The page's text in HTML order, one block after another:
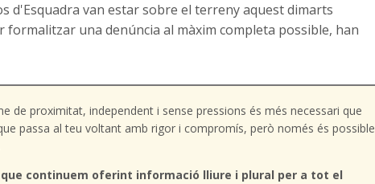
d'Esquadra van estar sobre el terreny aquest dimarts
una denúncia al màxim completa possible, han
de proximitat, independent i sense pressions és més necessari que
passa al teu voltant amb rigor i compromís, però només és possible
continuem oferint informació lliure i plural per a tot el